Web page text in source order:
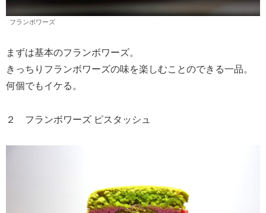
フランボワーズ
まずは基本のフランボワーズ。
きっちりフランボワーズの味を楽しむことのできる一品。
何個でもイケる。
２ フランボワーズ ピスタッシュ